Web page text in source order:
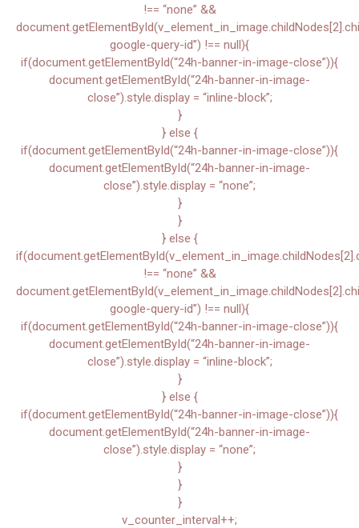
!== “none” &&
google-query-id”) !== null){
if(document.getElementById(“24h-banner-in-image-close”)){
document.getElementById(“24h-banner-in-image-
close”).style.display = “inline-block”;
}
} else {
if(document.getElementById(“24h-banner-in-image-close”)){
document.getElementById(“24h-banner-in-image-
close”).style.display = “none”;
}
}
} else {
!== “none” &&
google-query-id”) !== null){
if(document.getElementById(“24h-banner-in-image-close”)){
document.getElementById(“24h-banner-in-image-
close”).style.display = “inline-block”;
}
} else {
if(document.getElementById(“24h-banner-in-image-close”)){
document.getElementById(“24h-banner-in-image-
close”).style.display = “none”;
}
}
}
v_counter_interval++;